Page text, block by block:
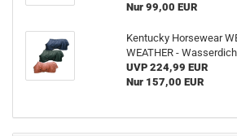
Nur 99,00 EUR
Kentucky Horsewear
WEATHER -
UVP 224,99 EUR
Nur 157,00 EUR